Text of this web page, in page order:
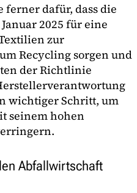
ferner dafür, dass die
2025 für eine
zur
Recycling sorgen und
der Richtlinie
wichtiger Schritt, um
seinem hohen
Abfallwirtschaft